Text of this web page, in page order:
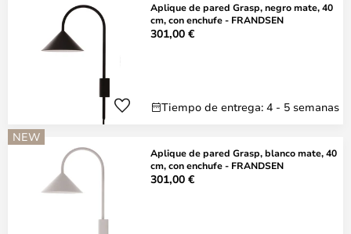
Aplique de pared Grasp, negro mate, 40
cm, con enchufe - FRANDSEN
301,00 €
Tiempo de entrega: 4 - 5 semanas
NEW
Aplique de pared Grasp, blanco mate, 40
cm, con enchufe - FRANDSEN
301,00 €